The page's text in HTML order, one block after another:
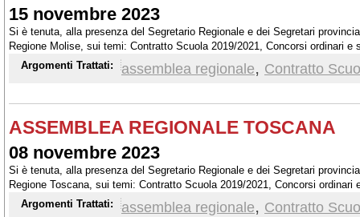
15 novembre 2023
Si è tenuta, alla presenza del Segretario Regionale e dei Segretari
Regione Molise, sui temi: Contratto Scuola 2019/2021, Concorsi ordinari e
quale ha partecipato il Segretario Generale, Elvira Serafini.
Argomenti Trattati: assemblea regionale, Contratto
ASSEMBLEA REGIONALE TOSCANA
08 novembre 2023
Si è tenuta, alla presenza del Segretario Regionale e dei Segretari
Regione Toscana, sui temi: Contratto Scuola 2019/2021, Concorsi ordinari
quale ha partecipato il Segretario Generale, Elvira Serafini,
Argomenti Trattati: assemblea regionale, Contratto